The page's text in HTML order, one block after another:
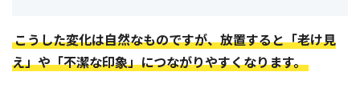
こうした変化は自然なものですが、放置すると「老け見
え」や「不潔な印象」につながりやすくなります。